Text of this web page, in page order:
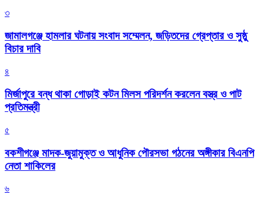
৩
জামালগঞ্জে হামলার ঘটনায় সংবাদ সম্মেলন, জড়িতদের গ্রেপ্তার ও সুষ্ঠু
বিচার দাবি
৪
মির্জাপুরে বন্ধ থাকা গোড়াই কটন মিলস পরিদর্শন করলেন বস্ত্র ও পাট
প্রতিমন্ত্রী
৫
বকশীগঞ্জে মাদক-জুয়ামুক্ত ও আধুনিক পৌরসভা গঠনের অঙ্গীকার বিএনপি
নেতা শাকিলের
৬